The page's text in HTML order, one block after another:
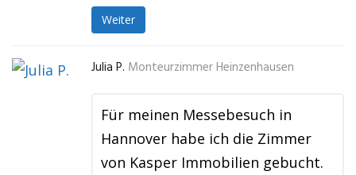
Weiter
Julia P. Monteurzimmer Heinzenhausen
Für meinen Messebesuch in
Hannover habe ich die Zimmer
von Kasper Immobilien gebucht.